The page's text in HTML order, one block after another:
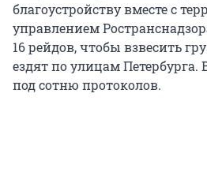
благоустройству вместе с
управлением
16 рейдов, чтобы взвесить
ездят по улицам Петербурга.
под сотню протоколов.